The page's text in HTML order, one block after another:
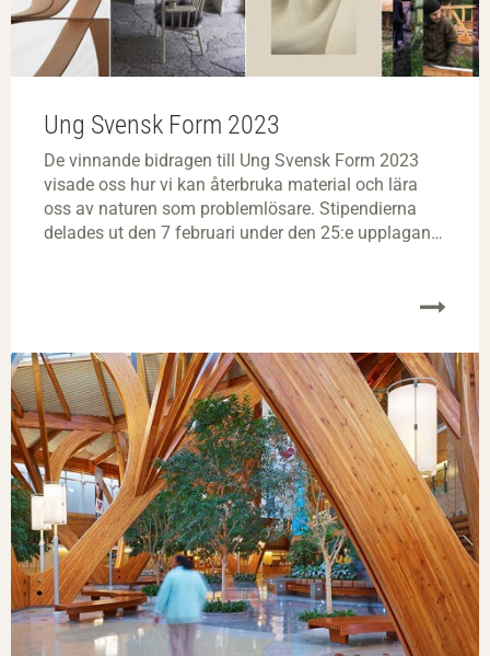
Ung Svensk Form 2023
De vinnande bidragen till Ung Svensk Form 2023
visade oss hur vi kan återbruka material och lära
oss av naturen som problemlösare. Stipendierna
delades ut den 7 februari under den 25:e upplagan
förmånen att följa med på en kunskapsresa i norra